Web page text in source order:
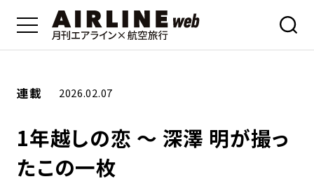
連載 2026.02.07
1年越しの恋 ～ 深澤 明が撮っ
たこの一枚